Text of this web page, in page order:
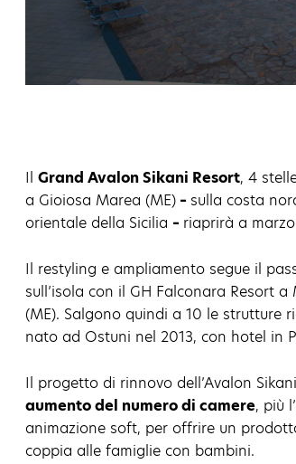
Il Grand Avalon Sikani Resort, 4
a Gioiosa Marea (ME) – sulla costa
orientale della Sicilia – riaprirà a
Il restyling e ampliamento segue il
sull’isola con il GH Falconara Resort
(ME). Salgono quindi a 10 le
nato ad Ostuni nel 2013, con hotel in
Il progetto di rinnovo dell’Avalon
aumento del numero di camere, più
animazione soft, per offrire un
coppia alle famiglie con bambini.